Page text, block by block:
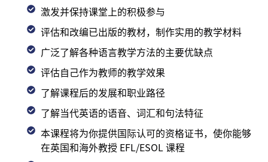
激发并保持课堂上的积极参与
评估和改编已出版的教材，制作实用的教学材料
广泛了解各种语言教学方法的主要优缺点
评估自己作为教师的教学效果
了解课程后的发展和职业路径
了解当代英语的语音、词汇和句法特征
本课程将为你提供国际认可的资格证书，使你能够
在英国和海外教授 EFL/ESOL 课程